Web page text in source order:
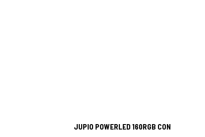
JUPIO POWERLED 160RGB CON